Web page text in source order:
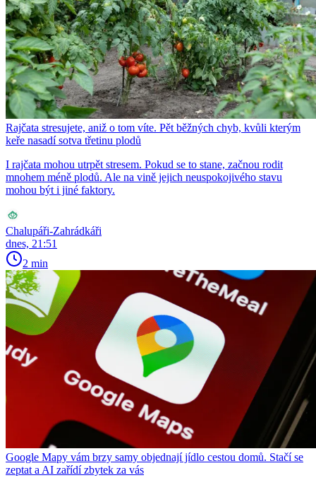
Rajčata stresujete, aniž o tom víte. Pět běžných chyb, kvůli kterým
keře nasadí sotva třetinu plodů
I rajčata mohou utrpět stresem. Pokud se to stane, začnou rodit
mnohem méně plodů. Ale na vině jejich neuspokojivého stavu
mohou být i jiné faktory.
Chalupáři-Zahrádkáři
dnes, 21:51
2 min
Google Mapy vám brzy samy objednají jídlo cestou domů. Stačí se
zeptat a AI zařídí zbytek za vás